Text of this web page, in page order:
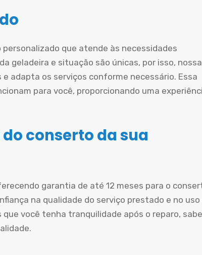
que atende às necessidades
geladeira e situação são únicas, por isso, nossa
adapta os serviços conforme necessário. Essa
para você, proporcionando uma
conserto da sua
garantia de até 12 meses para o
na qualidade do serviço prestado e no uso
você tenha tranquilidade após o reparo,